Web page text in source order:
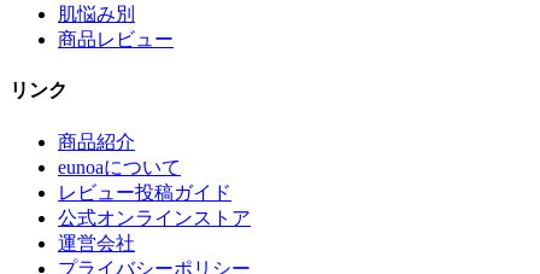
肌悩み別
商品レビュー
リンク
商品紹介
eunoaについて
レビュー投稿ガイド
公式オンラインストア
運営会社
プライバシーポリシー